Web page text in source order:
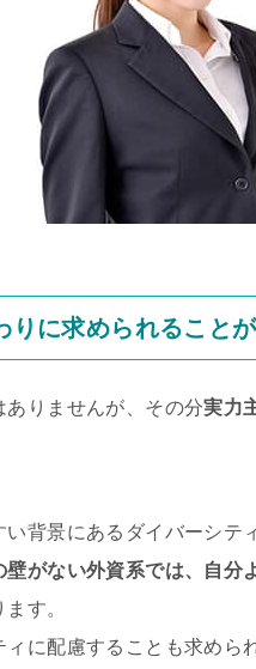
りに求められること
りませんが、その分実力
背景にあるダイバーシテ
壁がない外資系では、自
す。
に配慮することも求めら